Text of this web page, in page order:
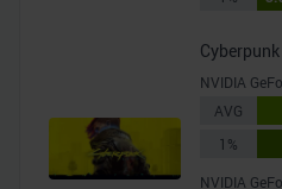
NVIDIA
AVG
1%
NVIDIA